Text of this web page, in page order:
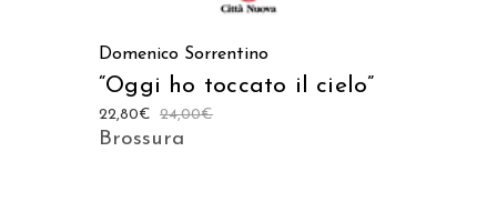
Domenico Sorrentino
“Oggi ho toccato il cielo”
24,00€
22,80€
Brossura